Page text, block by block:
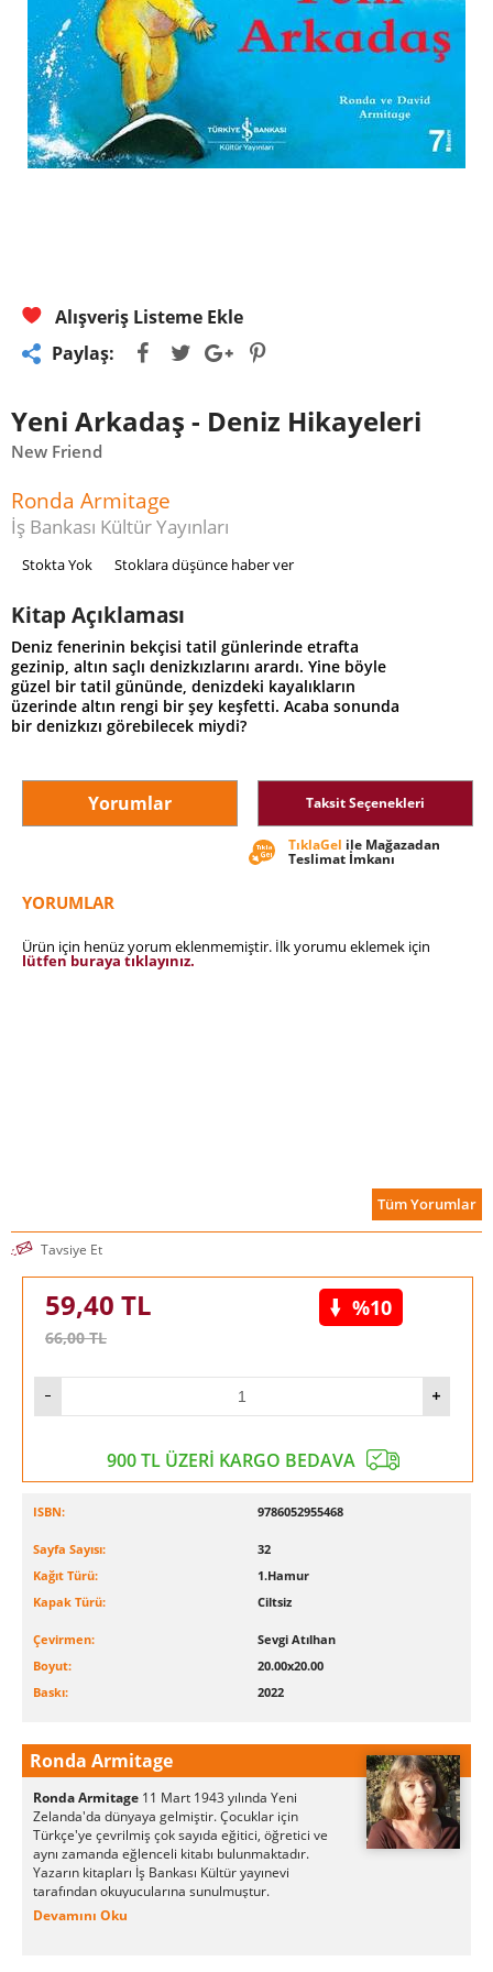
Alışveriş Listeme Ekle
Paylaş:
Yeni Arkadaş - Deniz Hikayeleri
New Friend
Ronda Armitage
İş Bankası Kültür Yayınları
Stokta Yok Stoklara düşünce haber ver
Kitap Açıklaması
Deniz fenerinin bekçisi tatil günlerinde etrafta
gezinip, altın saçlı denizkızlarını arardı. Yine böyle
güzel bir tatil gününde, denizdeki kayalıkların
üzerinde altın rengi bir şey keşfetti. Acaba sonunda
bir denizkızı görebilecek miydi?
Yorumlar Taksit Seçenekleri
TıklaGel ile Mağazadan
Teslimat İmkanı
YORUMLAR
Ürün için henüz yorum eklenmemiştir. İlk yorumu eklemek için
lütfen buraya tıklayınız.
Tüm Yorumlar
Tavsiye Et
59,40 TL
66,00TL
%10
900 TL ÜZERİ KARGO BEDAVA
ISBN: 9786052955468
Sayfa Sayısı:
32
Kağıt Türü:
1.Hamur
Kapak Türü:
Ciltsiz
Çevirmen:
Sevgi Atılhan
Boyut:
20.00x20.00
Baskı:
2022
Ronda Armitage
Ronda Armitage 11 Mart 1943 yılında Yeni
Zelanda'da dünyaya gelmiştir. Çocuklar için
Türkçe'ye çevrilmiş çok sayıda eğitici, öğretici ve
aynı zamanda eğlenceli kitabı bulunmaktadır.
Yazarın kitapları İş Bankası Kültür yayınevi
tarafından okuyucularına sunulmuştur.
Devamını Oku